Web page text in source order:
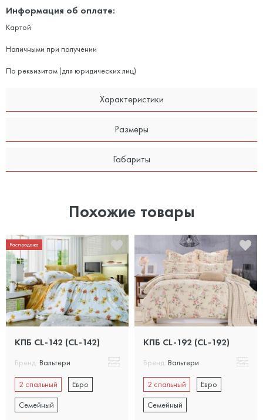
Информация об оплате:
Картой
Наличными при получении
По реквизитам (для юридических лиц)
Характеристики
Размеры
Габариты
Похожие товары
Распродажа
КПБ CL-142 (CL-142)
Бренд: Вальтери
2 спальный
Евро
Семейный
КПБ CL-192 (CL-192)
Бренд: Вальтери
2 спальный
Евро
Семейный